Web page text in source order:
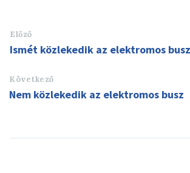
Előző
Ismét közlekedik az elektromos busz
Következő
Nem közlekedik az elektromos busz